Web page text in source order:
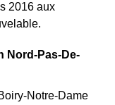
2016 aux
Nord-Pas-De-
Notre-Dame